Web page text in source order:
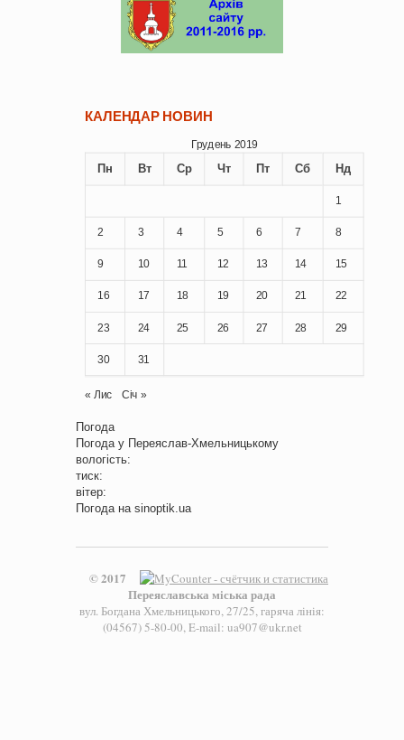
КАЛЕНДАР НОВИН
Грудень 2019
Пн Вт Ср Чт Пт Сб Нд
1
2 3 4 5 6 7 8
9 10 11 12 13 14 15
16 17 18 19 20 21 22
23 24 25 26 27 28 29
30 31
« Лис Січ »
Погода
Погода у Переяслав-Хмельницькому
вологість:
тиск:
вітер:
Погода на sinoptik.ua
© 2017
Переяславська міська рада
вул. Богдана Хмельницького, 27/25, гаряча лінія:
(04567) 5-80-00, E-mail: ua907@ukr.net